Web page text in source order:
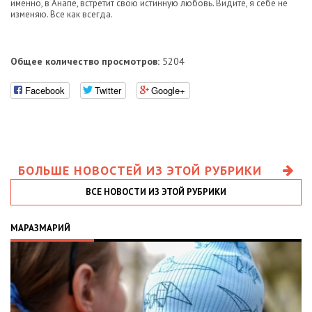
именно, в Анапе, встретит свою истинную любовь. Видите, я себе не
изменяю. Все как всегда.
Общее количество просмотров: 5204
Facebook Twitter Google+
БОЛЬШЕ НОВОСТЕЙ ИЗ ЭТОЙ РУБРИКИ
ВСЕ НОВОСТИ ИЗ ЭТОЙ РУБРИКИ
МАРАЗМАРИЙ